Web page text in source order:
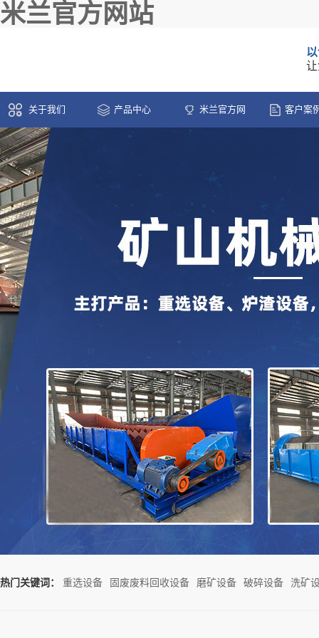
米兰官方网站
关于我们 产品中心 米兰官方网 客户案
热门关键词： 重选设备 固废废料回收设备 磨矿设备 破碎设备 洗矿